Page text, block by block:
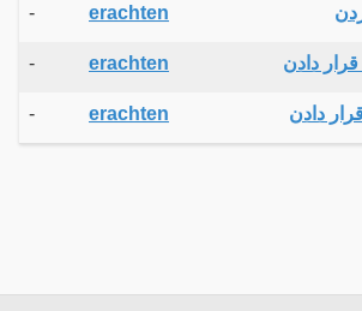
- erachten
- erachten دادن
- erachten دادن